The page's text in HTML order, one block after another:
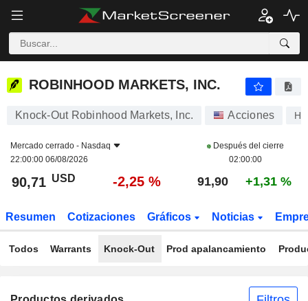
ROBINHOOD MARKETS, INC.
ROBINHOOD MARKETS, INC.
Knock-Out Robinhood Markets, Inc. Acciones
Mercado cerrado - Nasdaq
22:00:00 06/08/2026
Después del cierre
02:00:00
90,71 USD -2,25 % 91,90 +1,31 %
Resumen Cotizaciones Gráficos Noticias
Todos Warrants Knock-Out Prod apalancamiento